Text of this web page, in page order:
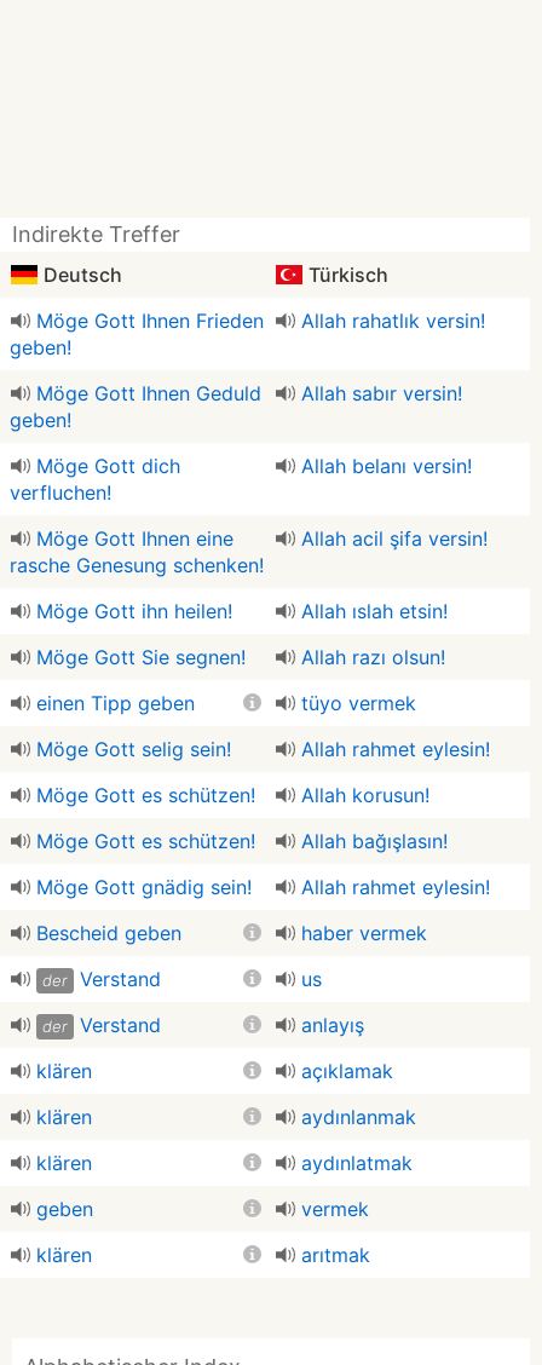
Indirekte Treffer
Deutsch
Türkisch
Möge Gott Ihnen Frieden
geben!
Allah rahatlık versin!
Möge Gott Ihnen Geduld
geben!
Allah sabır versin!
Möge Gott dich
verfluchen!
Allah belanı versin!
Möge Gott Ihnen eine
rasche Genesung schenken!
Allah acil şifa versin!
Möge Gott ihn heilen!
Allah ıslah etsin!
Möge Gott Sie segnen!
Allah razı olsun!
einen Tipp geben
tüyo vermek
Möge Gott selig sein!
Allah rahmet eylesin!
Möge Gott es schützen!
Allah korusun!
Möge Gott es schützen!
Allah bağışlasın!
Möge Gott gnädig sein!
Allah rahmet eylesin!
Bescheid geben
haber vermek
der Verstand us
der Verstand
anlayış
klären
açıklamak
klären
aydınlanmak
klären
aydınlatmak
geben
vermek
klären
arıtmak